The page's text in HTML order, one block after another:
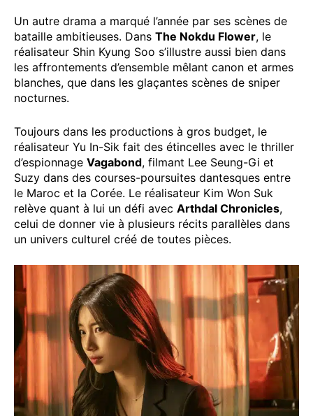
Un autre drama a marqué l’année par ses scènes de
bataille ambitieuses. Dans The Nokdu Flower, le
réalisateur Shin Kyung Soo s’illustre aussi bien dans
les affrontements d’ensemble mêlant canon et armes
blanches, que dans les glaçantes scènes de sniper
nocturnes.
Toujours dans les productions à gros budget, le
réalisateur Yu In-Sik fait des étincelles avec le thriller
d’espionnage Vagabond, filmant Lee Seung-Gi et
Suzy dans des courses-poursuites dantesques entre
le Maroc et la Corée. Le réalisateur Kim Won Suk
relève quant à lui un défi avec Arthdal Chronicles,
celui de donner vie à plusieurs récits parallèles dans
un univers culturel créé de toutes pièces.